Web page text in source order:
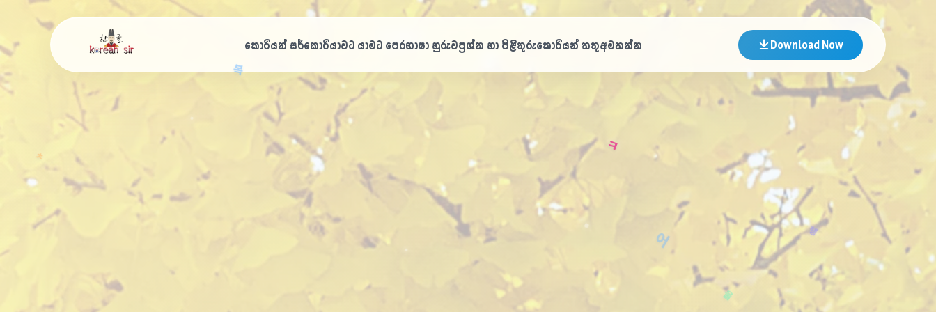
ㅡ
ㅜ
ㅅ
ㅡ
කොරියන් සර්කොරියාවට යාමට පෙරභාෂා හුරුවප්‍රශ්න හා පිළිතුරුකොරියන් තතුඅමතන්න Download Now